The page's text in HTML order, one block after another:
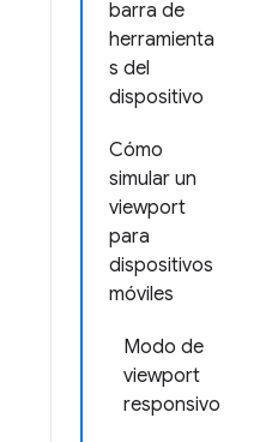
barra de
herramienta
s del
dispositivo
Cómo
simular un
viewport
para
dispositivos
móviles
Modo de
viewport
responsivo